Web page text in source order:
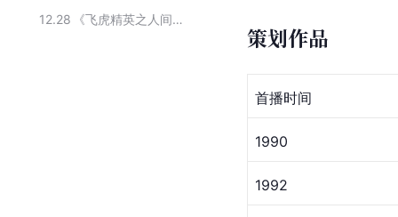
12.28
《飞虎精英之人间有情》的主要演员
策划作品
首播时间
1990
1992